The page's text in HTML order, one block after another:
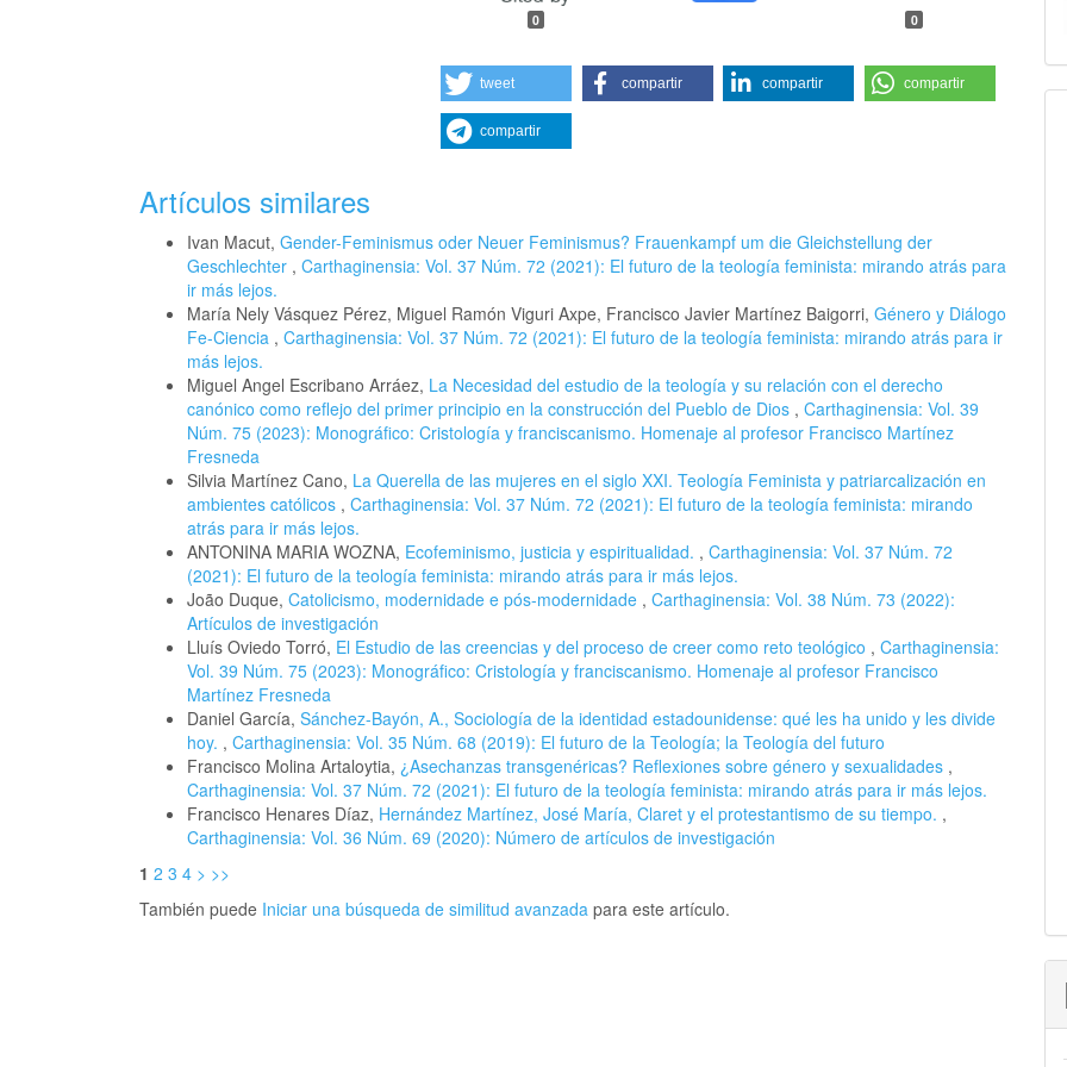
0 0
tweet compartir compartir compartir
compartir
Artículos similares
Ivan Macut, Gender-Feminismus oder Neuer Feminismus? Frauenkampf um die Gleichstellung der
Geschlechter , Carthaginensia: Vol. 37 Núm. 72 (2021): El futuro de la teología feminista: mirando atrás para
ir más lejos.
María Nely Vásquez Pérez, Miguel Ramón Viguri Axpe, Francisco Javier Martínez Baigorri, Género y Diálogo
Fe-Ciencia , Carthaginensia: Vol. 37 Núm. 72 (2021): El futuro de la teología feminista: mirando atrás para ir
más lejos.
Miguel Angel Escribano Arráez, La Necesidad del estudio de la teología y su relación con el derecho
canónico como reflejo del primer principio en la construcción del Pueblo de Dios , Carthaginensia: Vol. 39
Núm. 75 (2023): Monográfico: Cristología y franciscanismo. Homenaje al profesor Francisco Martínez
Fresneda
Silvia Martínez Cano, La Querella de las mujeres en el siglo XXI. Teología Feminista y patriarcalización en
ambientes católicos , Carthaginensia: Vol. 37 Núm. 72 (2021): El futuro de la teología feminista: mirando
atrás para ir más lejos.
ANTONINA MARIA WOZNA, Ecofeminismo, justicia y espiritualidad. , Carthaginensia: Vol. 37 Núm. 72
(2021): El futuro de la teología feminista: mirando atrás para ir más lejos.
João Duque, Catolicismo, modernidade e pós-modernidade , Carthaginensia: Vol. 38 Núm. 73 (2022):
Artículos de investigación
Lluís Oviedo Torró, El Estudio de las creencias y del proceso de creer como reto teológico , Carthaginensia:
Vol. 39 Núm. 75 (2023): Monográfico: Cristología y franciscanismo. Homenaje al profesor Francisco
Martínez Fresneda
Daniel García, Sánchez-Bayón, A., Sociología de la identidad estadounidense: qué les ha unido y les divide
hoy. , Carthaginensia: Vol. 35 Núm. 68 (2019): El futuro de la Teología; la Teología del futuro
Francisco Molina Artaloytia, ¿Asechanzas transgenéricas? Reflexiones sobre género y sexualidades ,
Carthaginensia: Vol. 37 Núm. 72 (2021): El futuro de la teología feminista: mirando atrás para ir más lejos.
Francisco Henares Díaz, Hernández Martínez, José María, Claret y el protestantismo de su tiempo. ,
Carthaginensia: Vol. 36 Núm. 69 (2020): Número de artículos de investigación
1 2 3 4 > >>
También puede Iniciar una búsqueda de similitud avanzada para este artículo.